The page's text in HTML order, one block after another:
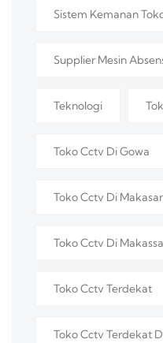
Sistem Kemanan
Supplier Mesin
Teknologi
Toko Cctv Di Gowa
Toko Cctv Di Makasar
Toko Cctv Di
Toko Cctv Terdekat
Toko Cctv Terdekat